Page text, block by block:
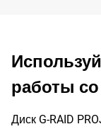
работы
Диск G-RAID